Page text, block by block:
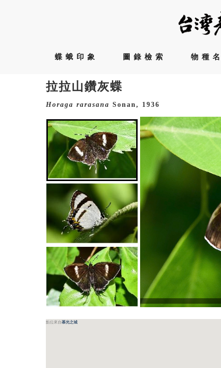
蝶蛾印象 圖錄檢索 物種
拉拉山鑽灰蝶
Horaga rarasana Sonan, 1936
點位來自慕光之城